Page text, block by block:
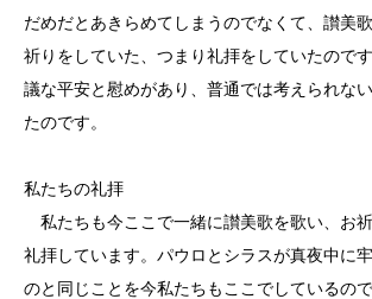
だめだとあきらめてしまうのでなくて、讃美
祈りをしていた、つまり礼拝をしていたので
議な平安と慰めがあり、普通では考えられな
たのです。
私たちの礼拝
私たちも今ここで一緒に讃美歌を歌い、お
礼拝しています。パウロとシラスが真夜中に
のと同じことを今私たちもここでしているの